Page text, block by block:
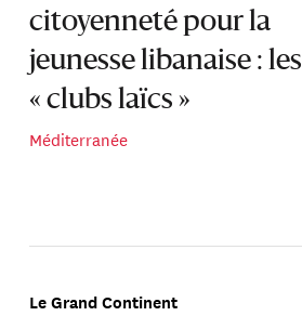
citoyenneté pour la
jeunesse libanaise : les
« clubs laïcs »
Méditerranée
Le Grand Continent